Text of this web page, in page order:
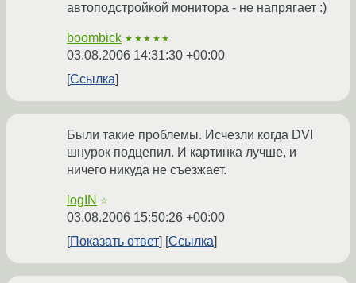
автоподстройкой монитора - не напрягает :)
boombick ★★★★★
03.08.2006 14:31:30 +00:00
Ссылка
Были такие проблемы. Исчезли когда DVI
шнурок подцепил. И картинка лучше, и
ничего никуда не съезжает.
logIN ☆
03.08.2006 15:50:26 +00:00
Показать ответ
Ссылка